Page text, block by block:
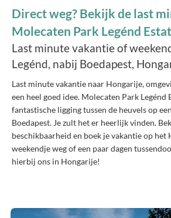
Direct weg? Bekijk de last
Molecaten Park Legénd
Last minute vakantie of
Legénd, nabij Boedapest,
Last minute vakantie naar Hongarije,
een heel goed idee. Molecaten Park Legénd
fantastische ligging tussen de heuvels op
Boedapest. Je zult het er heerlijk vinden.
beschikbaarheid en boek je vakantie op het
weekendje weg of een paar dagen
hierbij ons in Hongarije!